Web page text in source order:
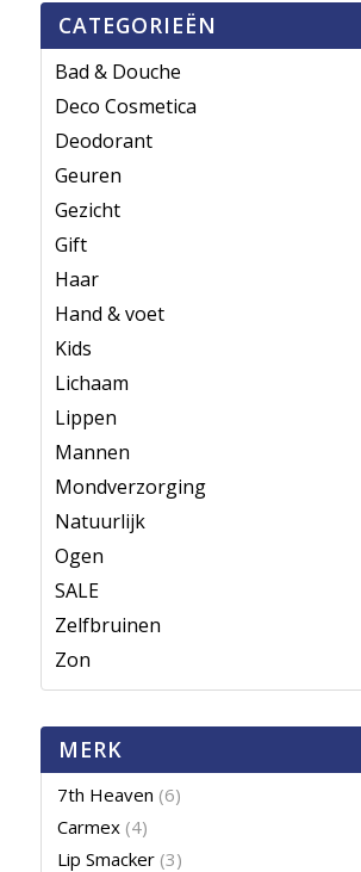
CATEGORIEËN
Bad & Douche
Deco Cosmetica
Deodorant
Geuren
Gezicht
Gift
Haar
Hand & voet
Kids
Lichaam
Lippen
Mannen
Mondverzorging
Natuurlijk
Ogen
SALE
Zelfbruinen
Zon
MERK
7th Heaven (6)
Carmex (4)
Lip Smacker (3)